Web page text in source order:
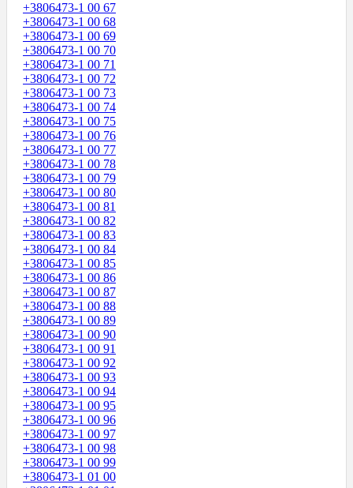
+3806473-1 00 67
+3806473-1 00 68
+3806473-1 00 69
+3806473-1 00 70
+3806473-1 00 71
+3806473-1 00 72
+3806473-1 00 73
+3806473-1 00 74
+3806473-1 00 75
+3806473-1 00 76
+3806473-1 00 77
+3806473-1 00 78
+3806473-1 00 79
+3806473-1 00 80
+3806473-1 00 81
+3806473-1 00 82
+3806473-1 00 83
+3806473-1 00 84
+3806473-1 00 85
+3806473-1 00 86
+3806473-1 00 87
+3806473-1 00 88
+3806473-1 00 89
+3806473-1 00 90
+3806473-1 00 91
+3806473-1 00 92
+3806473-1 00 93
+3806473-1 00 94
+3806473-1 00 95
+3806473-1 00 96
+3806473-1 00 97
+3806473-1 00 98
+3806473-1 00 99
+3806473-1 01 00